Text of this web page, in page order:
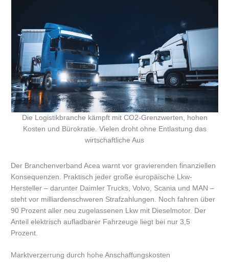
Die Logistikbranche kämpft mit CO2-Grenzwerten, hohen
Kosten und Bürokratie. Vielen droht ohne Entlastung das
wirtschaftliche Aus
Der Branchenverband Acea warnt vor gravierenden finanziellen
Konsequenzen. Praktisch jeder große europäische Lkw-
Hersteller – darunter Daimler Trucks, Volvo, Scania und MAN –
steht vor milliardenschweren Strafzahlungen. Noch fahren über
90 Prozent aller neu zugelassenen Lkw mit Dieselmotor. Der
Anteil elektrisch aufladbarer Fahrzeuge liegt bei nur 3,5
Prozent.
Marktverzerrung durch hohe Anschaffungskosten